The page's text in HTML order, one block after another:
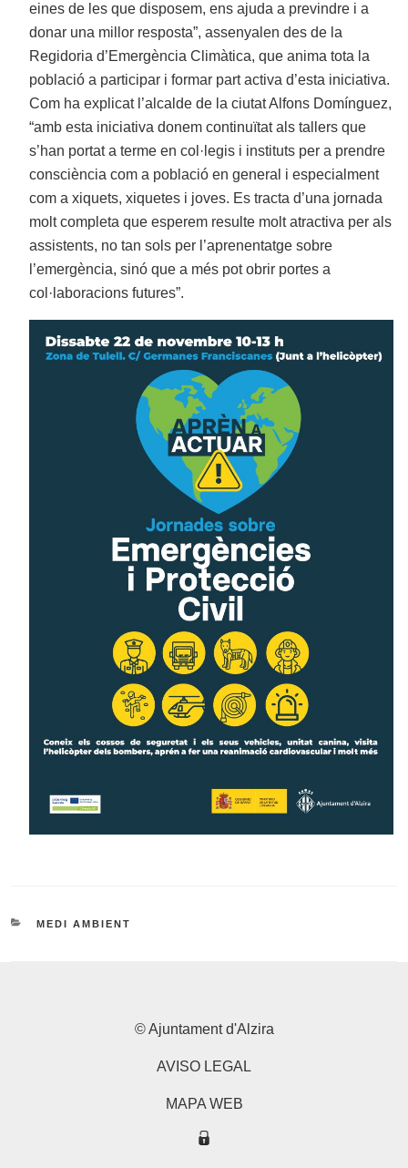
eines de les que disposem, ens ajuda a previndre i a
donar una millor resposta”, assenyalen des de la
Regidoria d’Emergència Climàtica, que anima tota la
població a participar i formar part activa d’esta iniciativa.
Com ha explicat l’alcalde de la ciutat Alfons Domínguez,
“amb esta iniciativa donem continuïtat als tallers que
s’han portat a terme en col·legis i instituts per a prendre
consciència com a població en general i especialment
com a xiquets, xiquetes i joves. Es tracta d’una jornada
molt completa que esperem resulte molt atractiva per als
assistents, no tan sols per l’aprenentatge sobre
l’emergència, sinó que a més pot obrir portes a
col·laboracions futures”.
CATEGORIES
MEDI AMBIENT
© Ajuntament d'Alzira
AVISO LEGAL
MAPA WEB